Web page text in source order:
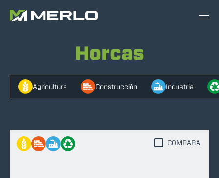
Horcas
Agricultura Construcción Industria
COMPARA